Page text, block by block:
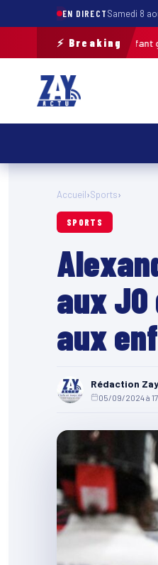
EN DIRECTSamedi 8
⚡ Breaking
Calais : un enfant grièvement
Accueil›Sports›
SPORTS
aux
aux
Rédaction
05/09/2024 à